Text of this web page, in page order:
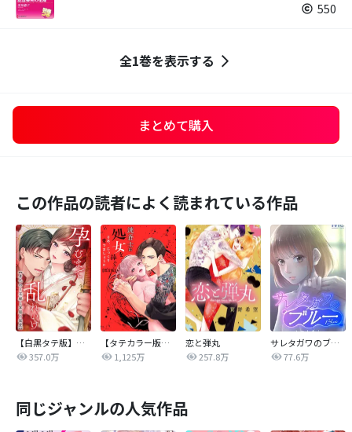
550
全1巻を表示する
まとめて購入
この作品の読者によく読まれている作品
【白黒タテ版】孕むまで乱れいけ～身代わり花嫁と軍服の猛愛
357.0万
【タテカラー版】漣蒼士に処女を捧ぐ～さあ、じっくり愛でましょうか
1,125万
恋と弾丸
257.8万
サレタガワのブルー【タテヨミ】
77.6万
同じジャンルの人気作品